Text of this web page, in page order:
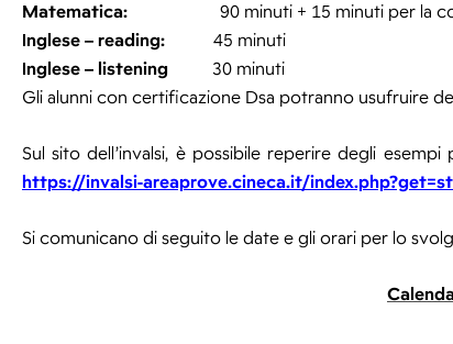
Matematica: 90 minuti + 15 minuti per la
Inglese – reading: 45 minuti
Inglese – listening 30 minuti
Gli alunni con certificazione Dsa potranno usufruire
Sul sito dell’invalsi, è possibile reperire degli
https://invalsi-areaprove.cineca.it/
Si comunicano di seguito le date e gli orari per lo